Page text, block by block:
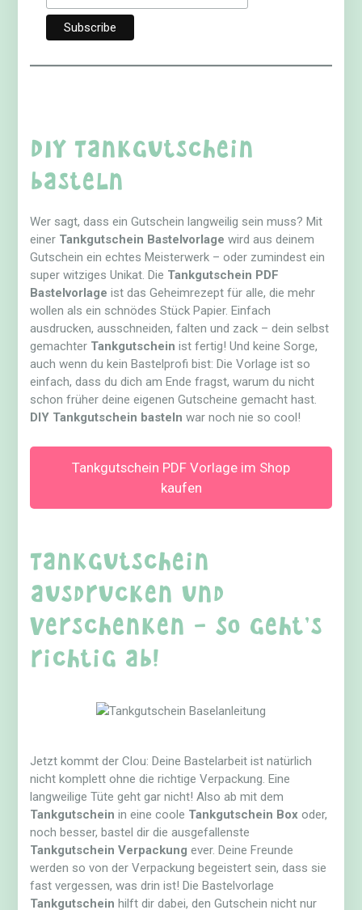
DIY Tankgutschein
basteln
Wer sagt, dass ein Gutschein langweilig sein muss? Mit
einer Tankgutschein Bastelvorlage wird aus deinem
Gutschein ein echtes Meisterwerk – oder zumindest ein
super witziges Unikat. Die Tankgutschein PDF
Bastelvorlage ist das Geheimrezept für alle, die mehr
wollen als ein schnödes Stück Papier. Einfach
ausdrucken, ausschneiden, falten und zack – dein selbst
gemachter Tankgutschein ist fertig! Und keine Sorge,
auch wenn du kein Bastelprofi bist: Die Vorlage ist so
einfach, dass du dich am Ende fragst, warum du nicht
schon früher deine eigenen Gutscheine gemacht hast.
DIY Tankgutschein basteln war noch nie so cool!
Tankgutschein PDF Vorlage im Shop
kaufen
Tankgutschein
ausdrucken und
verschenken – So geht’s
richtig ab!
Jetzt kommt der Clou: Deine Bastelarbeit ist natürlich
nicht komplett ohne die richtige Verpackung. Eine
langweilige Tüte geht gar nicht! Also ab mit dem
Tankgutschein in eine coole Tankgutschein Boxoder,
noch besser, bastel dir die ausgefallenste
Tankgutschein Verpackung ever. Deine Freunde
werden so von der Verpackung begeistert sein, dass sie
fast vergessen, was drin ist! Die Bastelvorlage
Tankgutschein hilft dir dabei, den Gutschein nicht nur